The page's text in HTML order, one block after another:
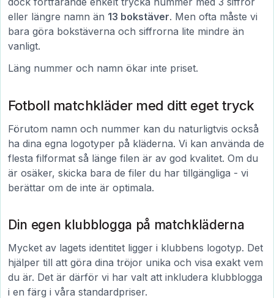
eller längre namn än 13 bokstäver. Men ofta måste vi
bara göra bokstäverna och siffrorna lite mindre än
vanligt.
Läng nummer och namn ökar inte priset.
Fotboll matchkläder med ditt eget tryck
Förutom namn och nummer kan du naturligtvis också
ha dina egna logotyper på kläderna. Vi kan använda de
flesta filformat så länge filen är av god kvalitet. Om du
är osäker, skicka bara de filer du har tillgängliga - vi
berättar om de inte är optimala.
Din egen klubblogga på matchkläderna
Mycket av lagets identitet ligger i klubbens logotyp. Det
hjälper till att göra dina tröjor unika och visa exakt vem
du är. Det är därför vi har valt att inkludera klubblogga
i en färg i våra standardpriser.